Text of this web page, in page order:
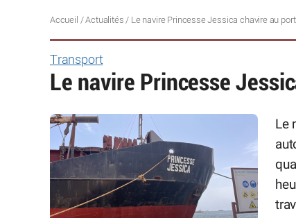
Accueil /Actualités / Le navire Princesse Jessica chavire au
Transport
Le navire Princesse
Le